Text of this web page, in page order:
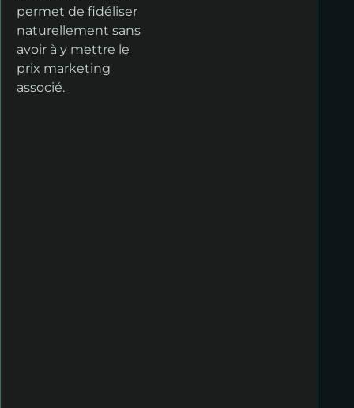
permet de fidéliser
naturellement sans
avoir à y mettre le
prix marketing
associé.